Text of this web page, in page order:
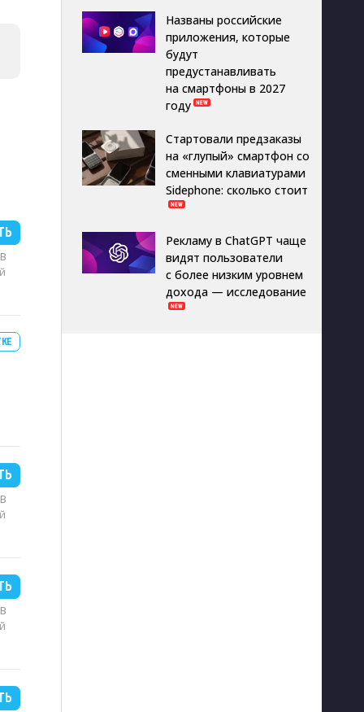
Названы российские
приложения, которые
будут
предустанавливать
на смартфоны в 2027
году
Стартовали предзаказы
на «глупый» смартфон со
сменными клавиатурами
Sidephone: сколько стоит
Рекламу в ChatGPT чаще
видят пользователи
с более низким уровнем
дохода — исследование